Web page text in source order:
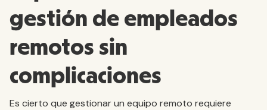
gestión de empleados
remotos sin
complicaciones
Es cierto que gestionar un equipo remoto requiere